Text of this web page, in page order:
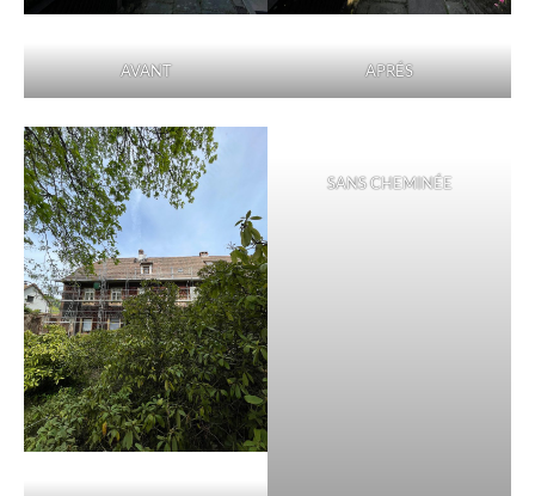
AVANT APRÉS
SANS CHEMINÉE